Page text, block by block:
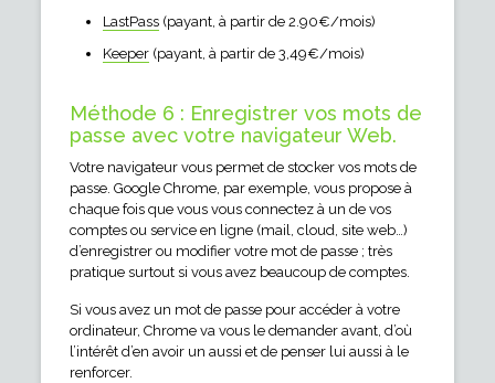
LastPass(payant, à partir de 2.90€/mois)
Keeper(payant, à partir de 3,49€/mois)
Méthode 6 : Enregistrer vos mots de
passe avec votre navigateur Web.
Votre navigateur vous permet de stocker vos mots de
passe. Google Chrome, par exemple, vous propose à
chaque fois que vous vous connectez à un de vos
comptes ou service en ligne (mail, cloud, site web…)
d’enregistrer ou modifier votre mot de passe ; très
pratique surtout si vous avez beaucoup de comptes.
Si vous avez un mot de passe pour accéder à votre
ordinateur, Chrome va vous le demander avant, d’où
l’intérêt d’en avoir un aussi et de penser lui aussi à le
renforcer.